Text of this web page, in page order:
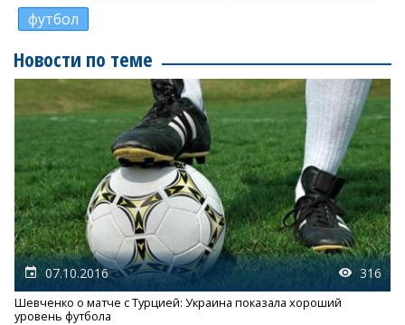
футбол
Новости по теме
07.10.2016 316
Шевченко о матче с Турцией: Украина показала хороший
уровень футбола